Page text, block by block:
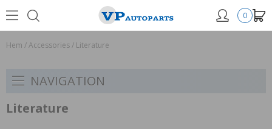
0
Hem /Accessories/ Literature
NAVIGATION
Literature